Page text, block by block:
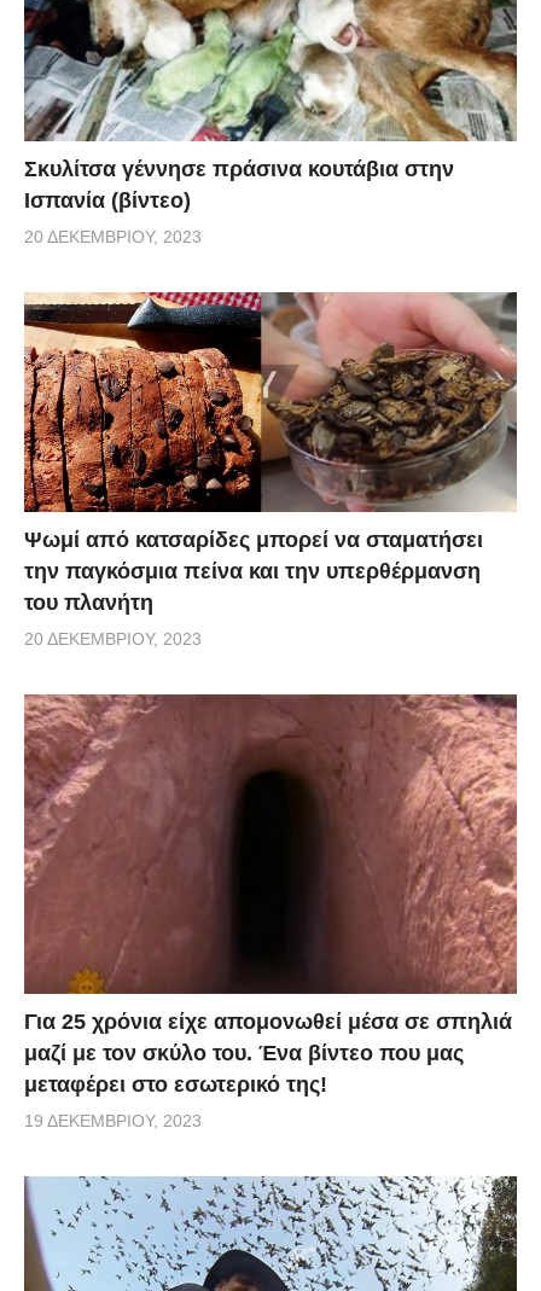
Σκυλίτσα γέννησε πράσινα κουτάβια στην
Ισπανία (βίντεο)
20 ΔΕΚΕΜΒΡΊΟΥ, 2023
Ψωμί από κατσαρίδες μπορεί να σταματήσει
την παγκόσμια πείνα και την υπερθέρμανση
του πλανήτη
20 ΔΕΚΕΜΒΡΊΟΥ, 2023
Για 25 χρόνια είχε απομονωθεί μέσα σε σπηλιά
μαζί με τον σκύλο του. Ένα βίντεο που μας
μεταφέρει στο εσωτερικό της!
19 ΔΕΚΕΜΒΡΊΟΥ, 2023